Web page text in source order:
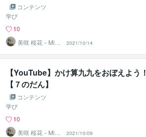
コンテンツ
学び
10
美咲 桜花－Misa
ki Ohka－
2021/10/14
【YouTube】かけ算九九をおぼえよう！
【７のだん】
コンテンツ
学び
10
美咲 桜花－Misa
2021/10/09